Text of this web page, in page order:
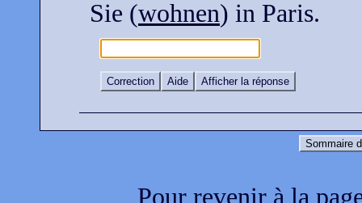
Sie (wohnen) in Paris.
Correction Aide Afficher la réponse
Sommaire
Pour revenir à la